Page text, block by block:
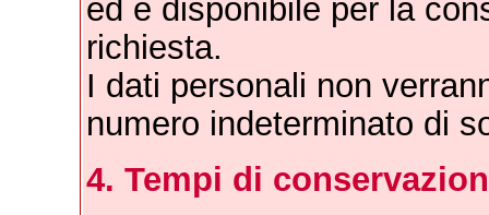
ed è disponibile per la
richiesta.
I dati personali non
numero indeterminato di
4. Tempi di